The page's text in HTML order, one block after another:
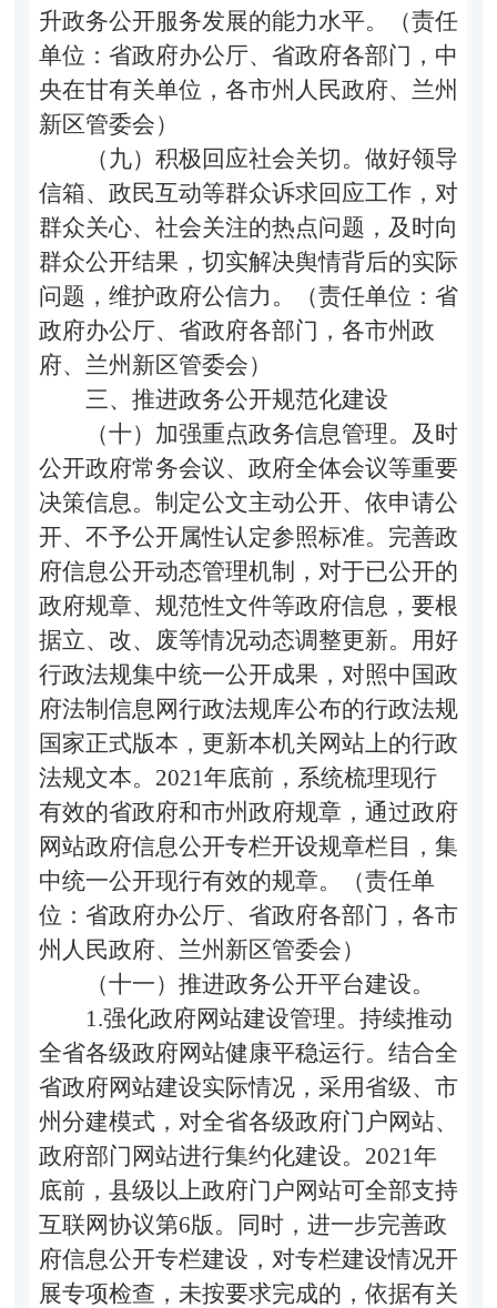
升政务公开服务发展的能力水平。（责任
单位：省政府办公厅、省政府各部门，中
央在甘有关单位，各市州人民政府、兰州
新区管委会）
（九）积极回应社会关切。 做好领导
信箱、政民互动等群众诉求回应工作，对
群众关心、社会关注的热点问题，及时向
群众公开结果，切实解决舆情背后的实际
问题，维护政府公信力。（责任单位：省
政府办公厅、省政府各部门，各市州政
府、兰州新区管委会）
三、推进政务公开规范化建设
（十）加强重点政务信息管理。 及时
公开政府常务会议、政府全体会议等重要
决策信息。制定公文主动公开、依申请公
开、不予公开属性认定参照标准。完善政
府信息公开动态管理机制，对于已公开的
政府规章、规范性文件等政府信息，要根
据立、改、废等情况动态调整更新。用好
行政法规集中统一公开成果，对照中国政
府法制信息网行政法规库公布的行政法规
国家正式版本，更新本机关网站上的行政
法规文本。2021年底前，系统梳理现行
有效的省政府和市州政府规章，通过政府
网站政府信息公开专栏开设规章栏目，集
中统一公开现行有效的规章。（责任单
位：省政府办公厅、省政府各部门，各市
州人民政府、兰州新区管委会）
（十一）推进政务公开平台建设。
1.强化政府网站建设管理。持续推动
全省各级政府网站健康平稳运行。结合全
省政府网站建设实际情况，采用省级、市
州分建模式，对全省各级政府门户网站、
政府部门网站进行集约化建设。2021年
底前，县级以上政府门户网站可全部支持
互联网协议第6版。同时，进一步完善政
府信息公开专栏建设，对专栏建设情况开
展专项检查，未按要求完成的，依据有关